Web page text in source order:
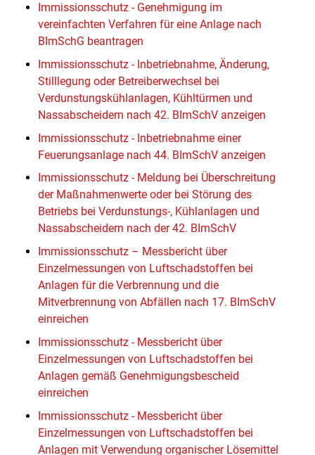
Immissionsschutz - Genehmigung im
vereinfachten Verfahren für eine Anlage nach
BImSchG beantragen
Immissionsschutz - Inbetriebnahme, Änderung,
Stilllegung oder Betreiberwechsel bei
Verdunstungskühlanlagen, Kühltürmen und
Nassabscheidern nach 42. BImSchV anzeigen
Immissionsschutz - Inbetriebnahme einer
Feuerungsanlage nach 44. BImSchV anzeigen
Immissionsschutz - Meldung bei Überschreitung
der Maßnahmenwerte oder bei Störung des
Betriebs bei Verdunstungs-, Kühlanlagen und
Nassabscheidern nach der 42. BImSchV
Immissionsschutz – Messbericht über
Einzelmessungen von Luftschadstoffen bei
Anlagen für die Verbrennung und die
Mitverbrennung von Abfällen nach 17. BImSchV
einreichen
Immissionsschutz - Messbericht über
Einzelmessungen von Luftschadstoffen bei
Anlagen gemäß Genehmigungsbescheid
einreichen
Immissionsschutz - Messbericht über
Einzelmessungen von Luftschadstoffen bei
Anlagen mit Verwendung organischer Lösemittel